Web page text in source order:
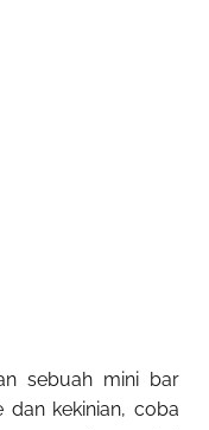
sebuah mini bar
dan kekinian, coba